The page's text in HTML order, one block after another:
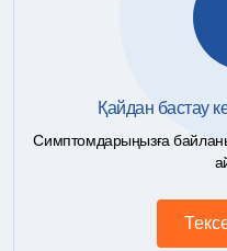
Қайдан бастау
Симптомдарыңызға